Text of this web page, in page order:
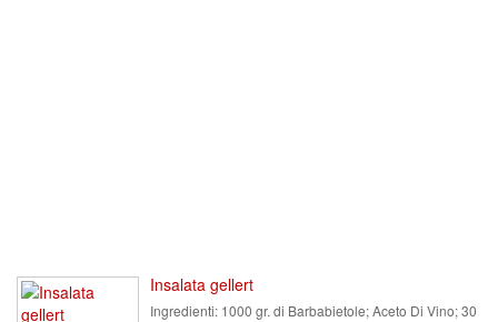
Insalata gellert
Ingredienti: 1000 gr. di Barbabietole; Aceto Di Vino; 30